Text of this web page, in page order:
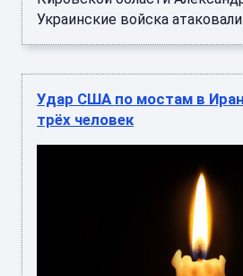
Украинские войска атаковали
Удар США по мостам в
трёх человек